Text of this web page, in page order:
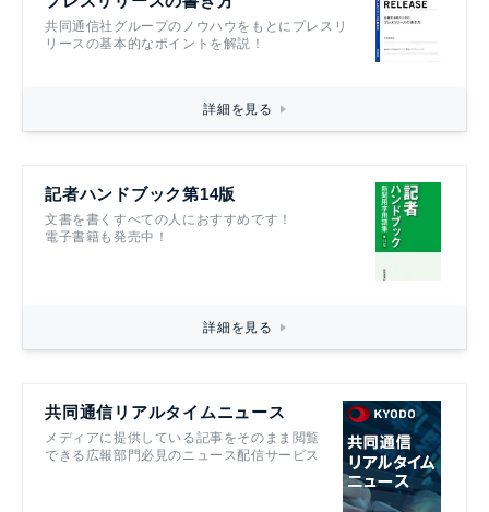
共同通信社グループのノウハウをもとにプレスリ
リースの基本的なポイントを解説！
詳細を見る
記者ハンドブック第14版
文書を書くすべての人におすすめです！
電子書籍も発売中！
詳細を見る
共同通信リアルタイムニュース
メディアに提供している記事をそのまま閲覧
できる広報部門必見のニュース配信サービス